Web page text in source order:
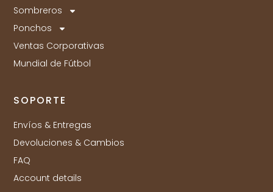
Sombreros
Ponchos
Ventas Corporativas
Mundial de Fútbol
SOPORTE
Envíos & Entregas
Devoluciones & Cambios
FAQ
Account details